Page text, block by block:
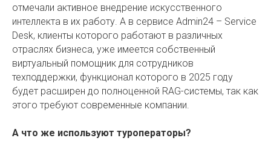
отмечали активное внедрение искусственного
интеллекта в их работу. А в сервисе Admin24 – Service
Desk, клиенты которого работают в различных
отраслях бизнеса, уже имеется собственный
виртуальный помощник для сотрудников
техподдержки, функционал которого в 2025 году
будет расширен до полноценной RAG-системы, так как
этого требуют современные компании.
А что же используют туроператоры?